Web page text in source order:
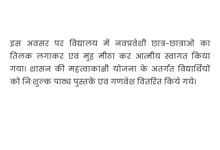
इस अवसर पर विद्यालय में नवप्रवेशी छात्र-छात्राओं का
तिलक लगाकर एवं मुंह मीठा कर आत्मीय स्वागत किया
गया। शासन की महत्वाकांक्षी योजना के अंतर्गत विद्यार्थियों
को निःशुल्क पाठ्य पुस्तकें एवं गणवेश वितरित किये गये।